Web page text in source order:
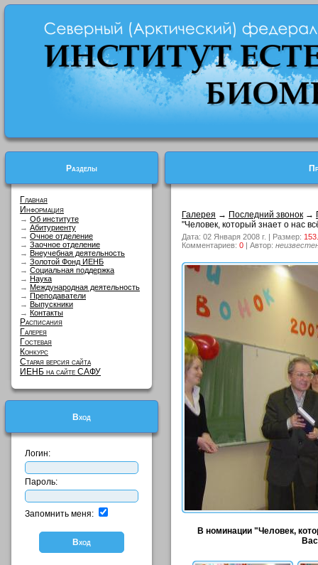
Разделы
Главная
Информация
→ Об институте
→ Абитуриенту
→ Очное отделение
→ Заочное отделение
→ Внеучебная деятельность
→ Золотой Фонд ИЕНБ
→ Социальная поддержка
→ Наука
→ Международная деятельность
→ Преподаватели
→ Выпускники
→ Контакты
Расписания
Галерея
Гостевая
Конкурс
Старая версия сайта
ИЕНБ на сайте САФУ
Вход
Логин:
Пароль:
Запомнить меня:
Галерея → Последний звонок →
"Человек, который знает о нас
Дата: 02 Января 2008 г. | Размер:
Комментариев: 0 | Автор:
В номинации "Человек,